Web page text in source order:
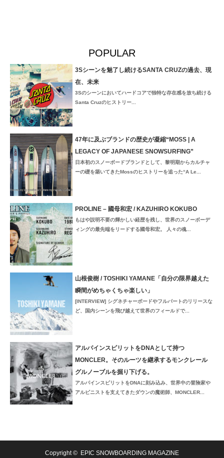
POPULAR
3Sシーンを魅了し続けるSANTA CRUZの過去、現
在、未来
3Sのシーンにおいてハードコアで独特な存在感を放ち続ける
Santa Cruzのヒストリー...
47年に及ぶブランドの歴史が凝縮“MOSS | A
LEGACY OF JAPANESE SNOWSURFING”
日本初のスノーボードブランドとして、黎明期からカルチャ
ーの礎を築いてきたMossのヒストリーを追った“A Le...
PROLINE – 國母和宏 / KAZUHIRO KOKUBO
もはや説明不要の輝かしい経歴を残し、世界のスノーボーデ
ィングの最先端をリードする國母和宏。 人々の魂...
山根俊樹 / TOSHIKI YAMANE「自分の限界越えた
瞬間がめちゃくちゃ楽しい」
[INTERVIEW] シグネチャーボードやフルパートのリリースな
ど、国内シーンを飛び越えて世界のフィールドで...
アルパインスピリットをDNAとして持つ
MONCLER。そのルーツを継承するモンクレール
グルノーブルを掘り下げる。
アルパインスピリットをDNAに刻み込み、世界中の冒険家や
アルピニストを支えてきたダウンの魔術師、MONCLER...
Copyright © EPIC SNOWBOARDING MAGAZINE